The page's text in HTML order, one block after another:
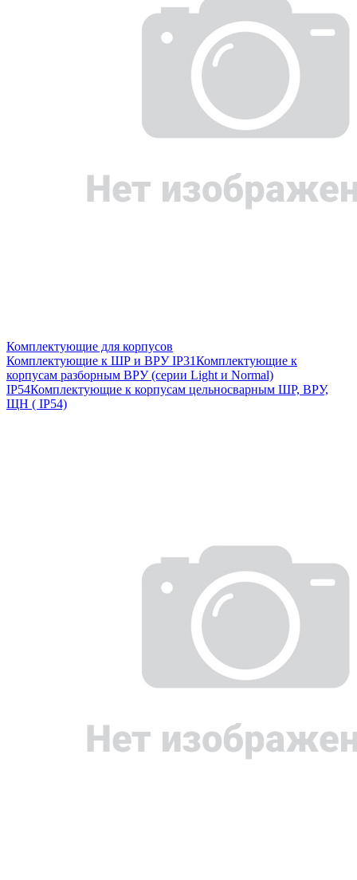
Комплектующие для корпусов
Комплектующие к ШР и ВРУ IP31Комплектующие к
корпусам разборным ВРУ (серии Light и Normal)
IP54Комплектующие к корпусам цельносварным ШР, ВРУ,
ЩН ( IP54)